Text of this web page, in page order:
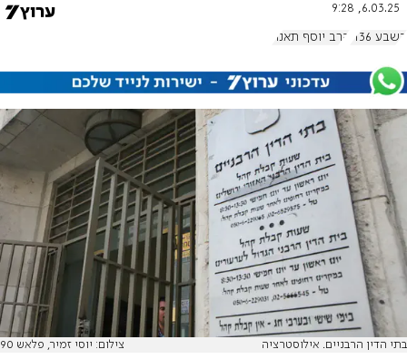
6.03.25, 9:28
בשבע 1136 הרב יוסף תאנה
בתי הדין הרבניים. אילוסטרציה צילום: יוסי זמיר, פלאש 90